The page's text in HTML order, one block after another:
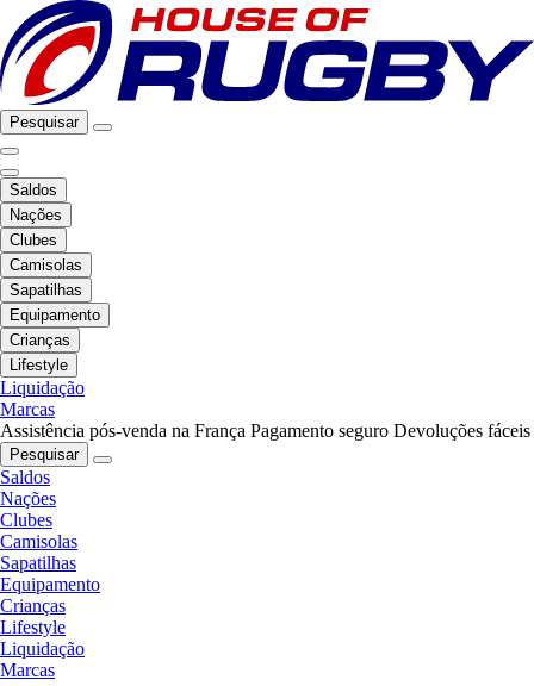
Pesquisar
Saldos
Nações
Clubes
Camisolas
Sapatilhas
Equipamento
Crianças
Lifestyle
Liquidação
Marcas
Assistência pós-venda na França Pagamento seguro Devoluções fáceis
Pesquisar
Saldos
Nações
Clubes
Camisolas
Sapatilhas
Equipamento
Crianças
Lifestyle
Liquidação
Marcas